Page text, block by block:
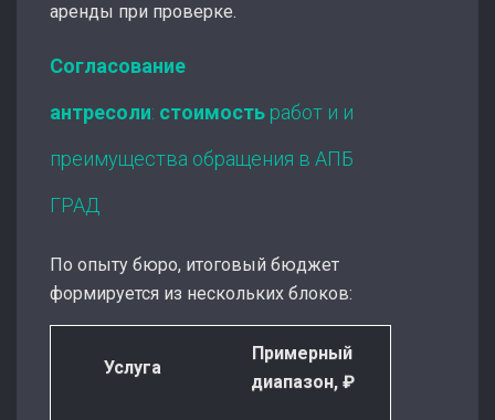
аренды при проверке.
Согласование
антресоли: стоимость работ и и
преимущества обращения в АПБ
ГРАД
По опыту бюро, итоговый бюджет
формируется из нескольких блоков:
Услуга
Примерный
диапазон, ₽